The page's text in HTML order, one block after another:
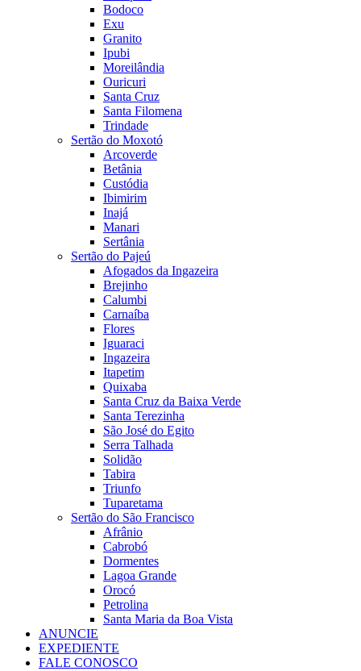
Bodoco
Exu
Granito
Ipubi
Moreilândia
Ouricuri
Santa Cruz
Santa Filomena
Trindade
Sertão do Moxotó
Arcoverde
Betânia
Custódia
Ibimirim
Inajá
Manari
Sertânia
Sertão do Pajeú
Afogados da Ingazeira
Brejinho
Calumbi
Carnaíba
Flores
Iguaraci
Ingazeira
Itapetim
Quixaba
Santa Cruz da Baixa Verde
Santa Terezinha
São José do Egito
Serra Talhada
Solidão
Tabira
Triunfo
Tuparetama
Sertão do São Francisco
Afrânio
Cabrobó
Dormentes
Lagoa Grande
Orocó
Petrolina
Santa Maria da Boa Vista
ANUNCIE
EXPEDIENTE
FALE CONOSCO